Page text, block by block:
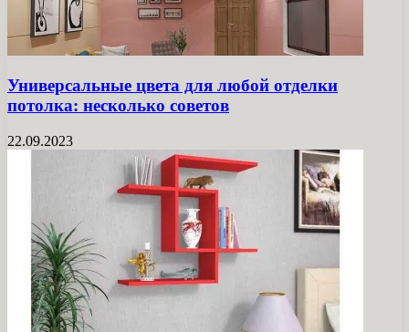
Универсальные цвета для любой отделки
потолка: несколько советов
22.09.2023